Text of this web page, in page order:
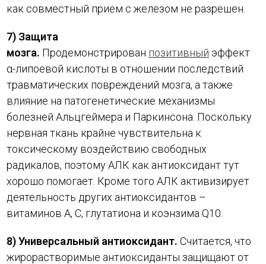
как совместный прием с железом не разрешен.
7) Защита
мозга. Продемонстрирован позитивный эффект
α-липоевой кислоты в отношении последствий
травматических повреждений мозга, а также
влияние на патогенетические механизмы
болезней Альцгеймера и Паркинсона. Поскольку
нервная ткань крайне чувствительна к
токсическому воздействию свободных
радикалов, поэтому АЛК как антиоксидант тут
хорошо помогает. Кроме того АЛК активизирует
деятельность других антиоксидантов –
витаминов А, С, глутатиона и коэнзима Q10.
8) Универсальный антиоксидант. Считается, что
жирорастворимые антиоксиданты защищают от